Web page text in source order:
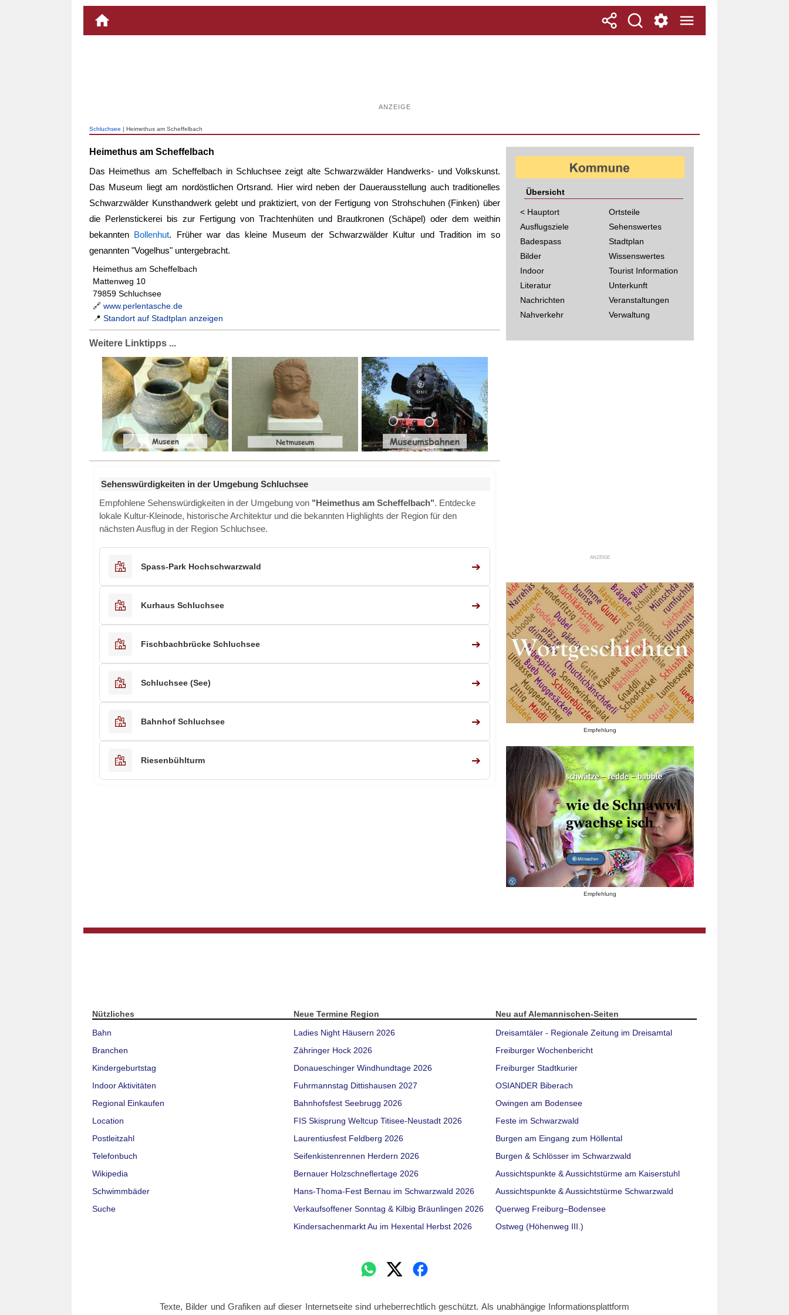
ANZEIGE
Schluchsee | Heimethus am Scheffelbach
Heimethus am Scheffelbach
Das Heimethus am Scheffelbach in Schluchsee zeigt alte Schwarzwälder Handwerks- und Volkskunst.
Das Museum liegt am nordöstlichen Ortsrand. Hier wird neben der Dauerausstellung auch traditionelles
Schwarzwälder Kunsthandwerk gelebt und praktiziert, von der Fertigung von Strohschuhen (Finken) über
die Perlenstickerei bis zur Fertigung von Trachtenhüten und Brautkronen (Schäpel) oder dem weithin
bekannten Bollenhut. Früher war das kleine Museum der Schwarzwälder Kultur und Tradition im so
genannten "Vogelhus" untergebracht.
Heimethus am Scheffelbach
Mattenweg 10
79859 Schluchsee
🔗 www.perlentasche.de
📍 Standort auf Stadtplan anzeigen
Weitere Linktipps ...
Sehenswürdigkeiten in der Umgebung Schluchsee
Empfohlene Sehenswürdigkeiten in der Umgebung von "Heimethus am Scheffelbach". Entdecke
lokale Kultur-Kleinode, historische Architektur und die bekannten Highlights der Region für den
nächsten Ausflug in der Region Schluchsee.
Spass-Park Hochschwarzwald ➔
Kurhaus Schluchsee ➔
Fischbachbrücke Schluchsee ➔
Schluchsee (See) ➔
Bahnhof Schluchsee ➔
Riesenbühlturm ➔
Übersicht
< Hauptort
Ausflugsziele
Badespass
Bilder
Indoor
Literatur
Nachrichten
Nahverkehr
Ortsteile
Sehenswertes
Stadtplan
Wissenswertes
Tourist Information
Unterkunft
Veranstaltungen
Verwaltung
ANZEIGE
Empfehlung
Empfehlung
Nützliches
Bahn
Branchen
Kindergeburtstag
Indoor Aktivitäten
Regional Einkaufen
Location
Postleitzahl
Telefonbuch
Wikipedia
Schwimmbäder
Suche
Neue Termine Region
Ladies Night Häusern 2026
Zähringer Hock 2026
Donaueschinger Windhundtage 2026
Fuhrmannstag Dittishausen 2027
Bahnhofsfest Seebrugg 2026
FIS Skisprung Weltcup Titisee-Neustadt 2026
Laurentiusfest Feldberg 2026
Seifenkistenrennen Herdern 2026
Bernauer Holzschneflertage 2026
Hans-Thoma-Fest Bernau im Schwarzwald 2026
Verkaufsoffener Sonntag & Kilbig Bräunlingen 2026
Kindersachenmarkt Au im Hexental Herbst 2026
Neu auf Alemannischen-Seiten
Dreisamtäler - Regionale Zeitung im Dreisamtal
Freiburger Wochenbericht
Freiburger Stadtkurier
OSIANDER Biberach
Owingen am Bodensee
Feste im Schwarzwald
Burgen am Eingang zum Höllental
Burgen & Schlösser im Schwarzwald
Aussichtspunkte & Aussichtstürme am Kaiserstuhl
Aussichtspunkte & Aussichtstürme Schwarzwald
Querweg Freiburg–Bodensee
Ostweg (Höhenweg III.)
Texte, Bilder und Grafiken auf dieser Internetseite sind urheberrechtlich geschützt. Als unabhängige Informationsplattform